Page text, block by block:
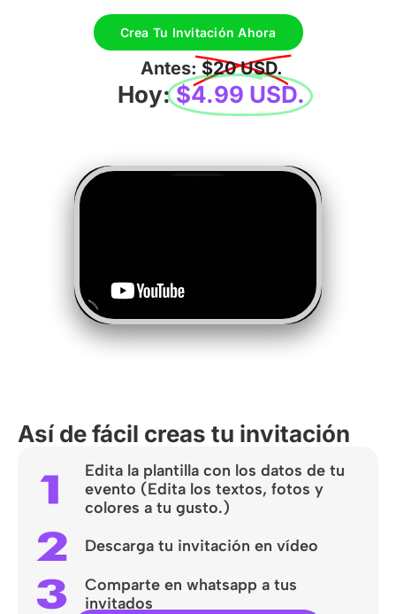
Crea Tu Invitación Ahora
Antes: $20 USD.
Hoy:$4.99 USD.
Así de fácil creas tu invitación
Edita la plantilla con los datos de tu
evento (Edita los textos, fotos y
colores a tu gusto.)
Descarga tu invitación en vídeo
Comparte en whatsapp a tus
invitados